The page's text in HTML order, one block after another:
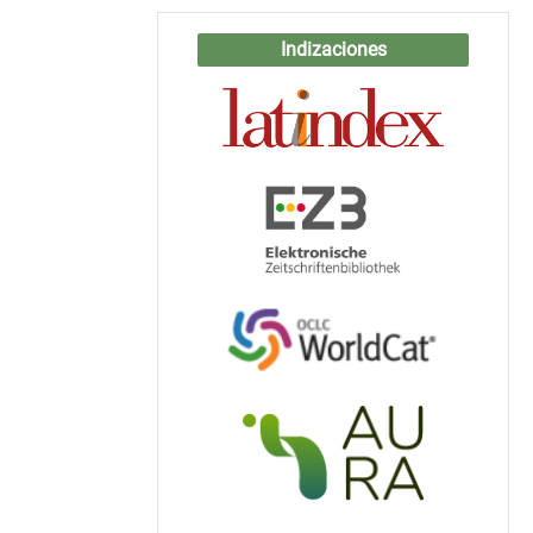
Indizaciones